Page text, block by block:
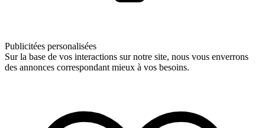
Publicitées personalisées
Sur la base de vos interactions sur notre site, nous vous enverrons
des annonces correspondant mieux à vos besoins.